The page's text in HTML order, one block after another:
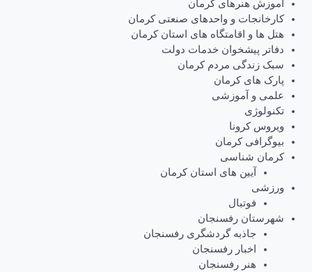
آموزش هنرهای کرمان
کارخانجات و واحدهای صنعتی کرمان
هتل ها و اقامتگاه های استان کرمان
دفاتر پیشخوان خدمات دولت
سبک زندگی مردم کرمان
پارک های کرمان
علمی و آموزشی
تکنولوژی
ویروس کرونا
بیوگرافی کرمان
کرمان شناسی
آیین های استان کرمان
ورزشی
فوتبال
شهرستان رفسنجان
جاذبه گردشگری رفسنجان
اخبار رفسنجان
هنر رفسنجان